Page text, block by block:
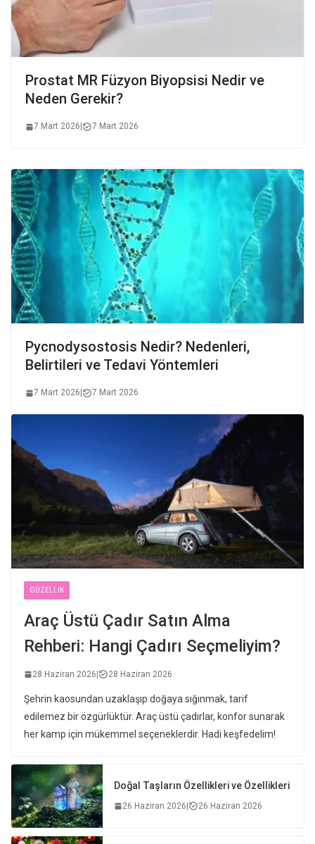
Prostat MR Füzyon Biyopsisi Nedir ve
Neden Gerekir?
7 Mart 2026 7 Mart 2026
Pycnodysostosis Nedir? Nedenleri,
Belirtileri ve Tedavi Yöntemleri
7 Mart 2026 7 Mart 2026
GÜZELLIK
Araç Üstü Çadır Satın Alma
Rehberi: Hangi Çadırı Seçmeliyim?
28 Haziran 2026| 28 Haziran 2026
Şehrin kaosundan uzaklaşıp doğaya sığınmak, tarif
edilemez bir özgürlüktür. Araç üstü çadırlar, konfor sunarak
her kamp için mükemmel seçeneklerdir. Hadi keşfedelim!
Doğal Taşların Özellikleri ve Özellikleri
26 Haziran 2026| 26 Haziran 2026